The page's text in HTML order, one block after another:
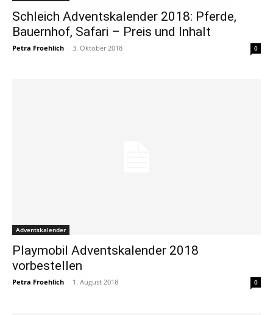
Schleich Adventskalender 2018: Pferde,
Bauernhof, Safari – Preis und Inhalt
Petra Froehlich - 3. Oktober 2018 0
Adventskalender
Playmobil Adventskalender 2018
vorbestellen
Petra Froehlich - 1. August 2018 0